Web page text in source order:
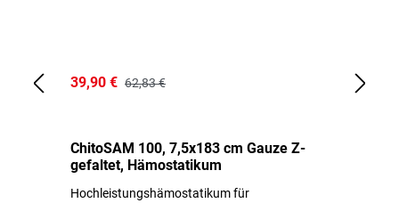
39,90 € 62,83 €
ChitoSAM 100, 7,5x183 cm Gauze Z-
gefaltet, Hämostatikum
Hochleistungshämostatikum für